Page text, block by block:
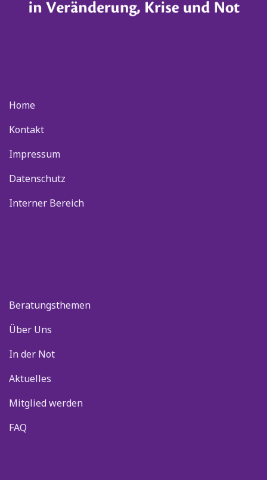
Home
Kontakt
Impressum
Datenschutz
Interner Bereich
Beratungsthemen
Über Uns
In der Not
Aktuelles
Mitglied werden
FAQ